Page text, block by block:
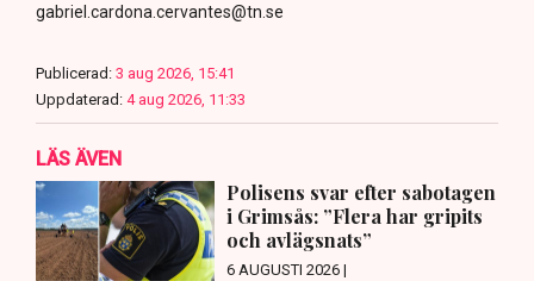
gabriel.cardona.cervantes@tn.se
Publicerad: 3 aug 2026, 15:41
Uppdaterad: 4 aug 2026, 11:33
LÄS ÄVEN
Polisens svar efter sabotagen
i Grimsås: ”Flera har gripits
och avlägsnats”
6 AUGUSTI 2026 |